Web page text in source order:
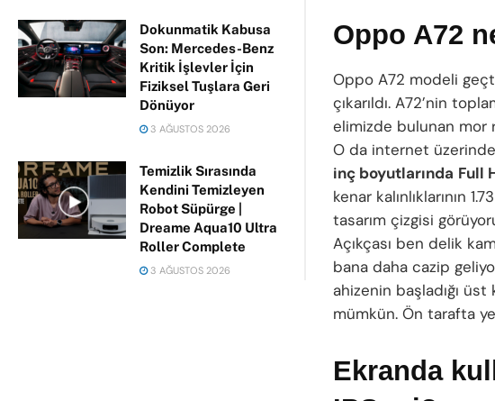
Dokunmatik Kabusa
Son: Mercedes-Benz
Kritik İşlevler İçin
Fiziksel Tuşlara Geri
Dönüyor
3 AĞUSTOS 2026
Temizlik Sırasında
Kendini Temizleyen
Robot Süpürge |
Dreame Aqua10 Ultra
Roller Complete
3 AĞUSTOS 2026
Oppo A72
Oppo A72 modeli
çıkarıldı. A72’nin
elimizde bulunan mor
O da internet
inç boyutlarında Full
kenar kalınlıklarının
tasarım çizgisi
Açıkçası ben delik
bana daha cazip
ahizenin başladığı
mümkün. Ön tarafta
Ekranda